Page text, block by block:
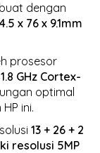
dengan
x 76 x 9.1mm
prosesor
GHz Cortex-
optimal
ini.
13 + 26 + 2
resolusi 5MP